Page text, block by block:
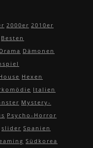
2000er 2010er
Besten
Drama Dämonen
Hexen
Italien
Mystery-
Psycho-Horror
slider Spanien
Südkorea